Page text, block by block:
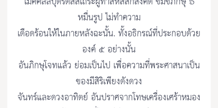
หมื่นรูป ไม่ทำความ
เดือดร้อนให้ในภายหลังฉะนั้น. ทั้งอธิกรณ์ที่ประกอบด้วย
องค์ ๕ อย่างนั้น
อันภิกษุโจทแล้ว ย่อมเป็นไป เพื่อความที่พระศาสนาเป็น
ของมีสิริเพียงดังดวง
จันทร์และดวงอาทิตย์ อันปราศจากโทษเครื่องเศร้าหมอง